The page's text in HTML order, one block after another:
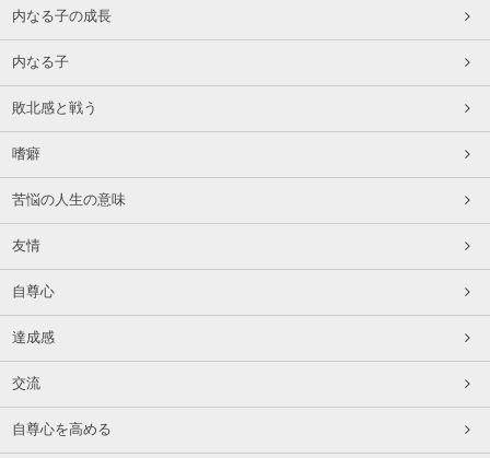
内なる子の成長
内なる子
敗北感と戦う
嗜癖
苦悩の人生の意味
友情
自尊心
達成感
交流
自尊心を高める